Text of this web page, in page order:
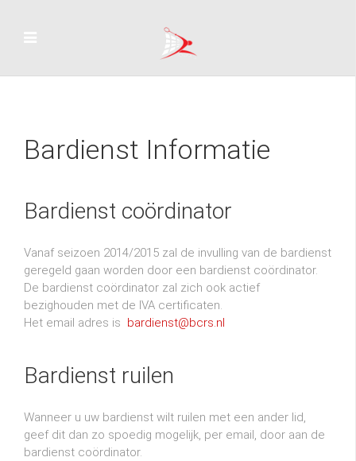
Bardienst Informatie
Bardienst coördinator
Vanaf seizoen 2014/2015 zal de invulling van de bardienst
geregeld gaan worden door een bardienst coördinator.
De bardienst coördinator zal zich ook actief
bezighouden met de IVA certificaten.
Het email adres is bardienst@bcrs.nl
Bardienst ruilen
Wanneer u uw bardienst wilt ruilen met een ander lid,
geef dit dan zo spoedig mogelijk, per email, door aan de
bardienst coördinator.